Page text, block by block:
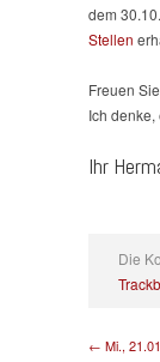
dem
Stellen
Freuen
Ich
Ihr
Die
← Mi.,